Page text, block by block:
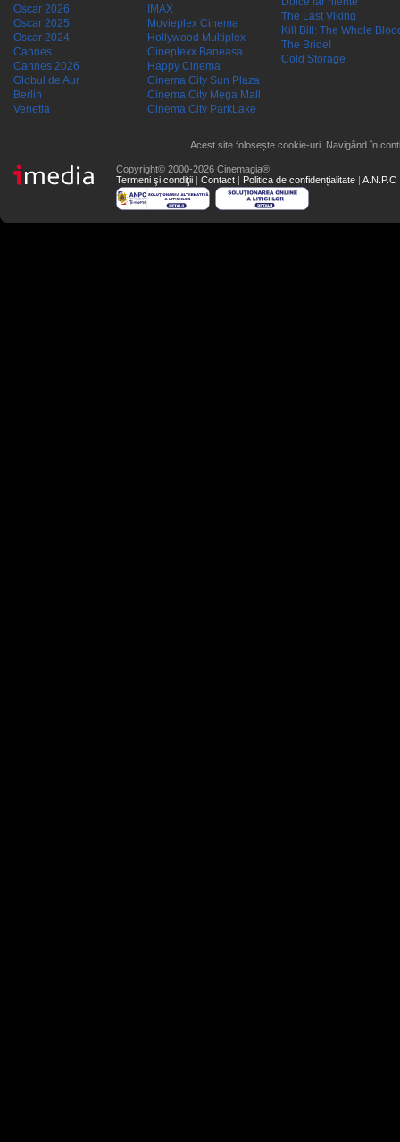
Oscar 2026
Oscar 2025
Oscar 2024
Cannes
Cannes 2026
Globul de Aur
Berlin
Venetia
IMAX
Movieplex Cinema
Hollywood Multiplex
Cineplexx Baneasa
Happy Cinema
Cinema City Sun Plaza
Cinema City Mega Mall
Cinema City ParkLake
The Last Viking
Kill Bill: The Whole
The Bride!
Cold Storage
Acest site folosește cookie-uri. Navigând în
Copyright© 2000-2026 Cinemagia®
Termeni şi condiţii | Contact | Politica de confidențialitate | A.N.P.C